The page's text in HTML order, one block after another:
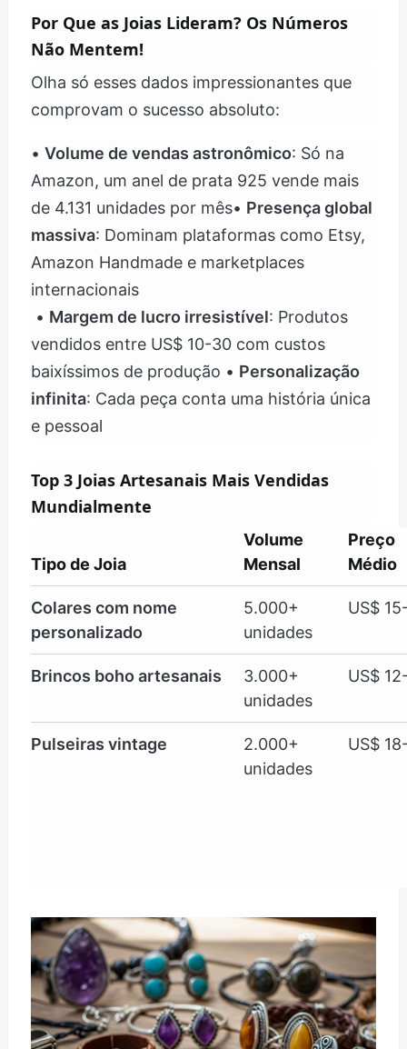
Por Que as Joias Lideram? Os Números
Não Mentem!
Olha só esses dados impressionantes que
comprovam o sucesso absoluto:
• Volume de vendas astronômico: Só na
Amazon, um anel de prata 925 vende mais
de 4.131 unidades por mês• Presença global
massiva: Dominam plataformas como Etsy,
Amazon Handmade e marketplaces
internacionais
• Margem de lucro irresistível: Produtos
vendidos entre US$ 10-30 com custos
baixíssimos de produção • Personalização
infinita: Cada peça conta uma história única
e pessoal
Top 3 Joias Artesanais Mais Vendidas
Mundialmente
Tipo de Joia
Volume
Mensal
Preço
Médio
Colares com nome
personalizado
5.000+
unidades
US$
Brincos boho artesanais
3.000+
unidades
US$
Pulseiras vintage
2.000+
unidades
US$